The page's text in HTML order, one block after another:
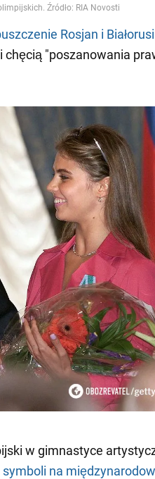
Rosjan i
chęcią "poszanowania
w gimnastyce
symboli na